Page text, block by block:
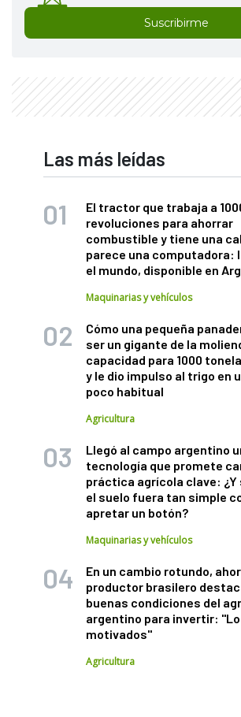
Suscribirme
Las más leídas
El tractor que trabaja a
revoluciones para ahorrar
combustible y tiene una
parece una computadora:
el mundo, disponible en
Maquinarias y vehículos
Cómo una pequeña
ser un gigante de la
capacidad para 1000
y le dio impulso al trigo en
poco habitual
Agricultura
Llegó al campo argentino
tecnología que promete
práctica agrícola clave: ¿Y
el suelo fuera tan simple
apretar un botón?
Maquinarias y vehículos
En un cambio rotundo,
productor brasilero
buenas condiciones del
argentino para invertir:
motivados"
Agricultura